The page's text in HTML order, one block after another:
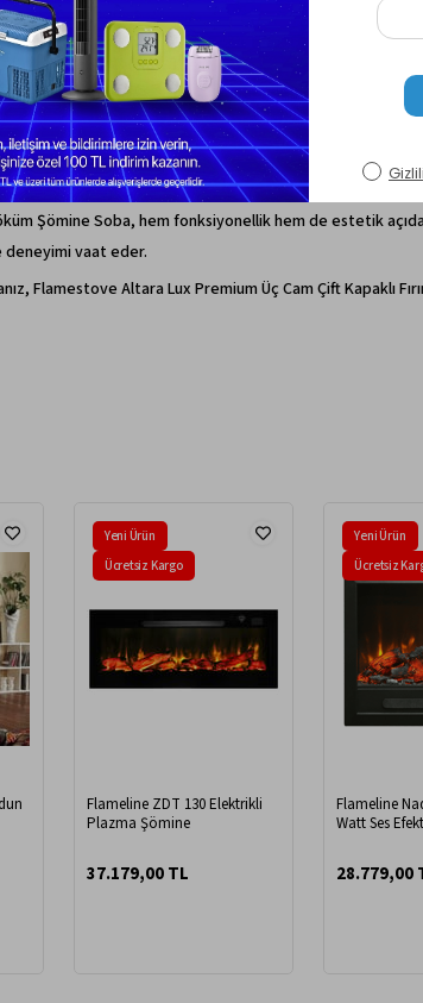
Şömine Soba
Soba, sıcak ve şık bir atmosfer yaratmak için
bir atmosfer sunar. Çift kapaklı fırını sayesinde
her mekâna uyum sağlar.
Şömine Soba, hem fonksiyonellik hem de estetik
deneyimi vaat eder.
Flamestove Altara Lux Premium Üç Cam Çift Kapaklı
Flameline ZDT 130 Elektrikli
Plazma Şömine
37.179,00 TL
Yeni Ürün
Ücretsiz Kargo
Flameline
Watt Ses
28.779,00
Yeni Ürün
Ücretsiz